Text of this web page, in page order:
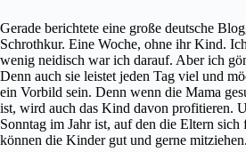
Gerade berichtete eine große deutsche
Schrothkur. Eine Woche, ohne ihr Kind.
wenig neidisch war ich darauf. Aber ich
Denn auch sie leistet jeden Tag viel und
ein Vorbild sein. Denn wenn die Mama
ist, wird auch das Kind davon profitieren.
Sonntag im Jahr ist, auf den die Eltern sich
können die Kinder gut und gerne mitziehen.